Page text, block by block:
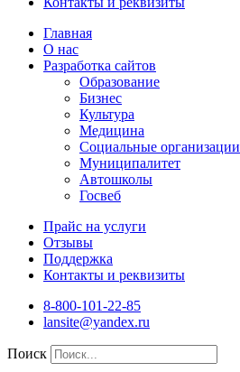
Главная
О нас
Разработка сайтов
Образование
Бизнес
Культура
Медицина
Социальные организации
Муниципалитет
Автошколы
Госвеб
Прайс на услуги
Отзывы
Поддержка
Контакты и реквизиты
8-800-101-22-85
lansite@yandex.ru
Поиск